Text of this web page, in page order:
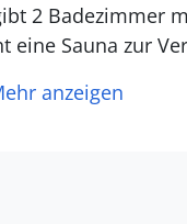
mit Duschnische und 2 Toiletten.
eine Sauna zur
Außerdem
anzeigen